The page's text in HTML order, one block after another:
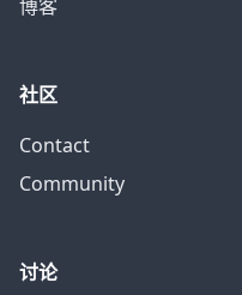
博客
社区
Contact
Community
讨论